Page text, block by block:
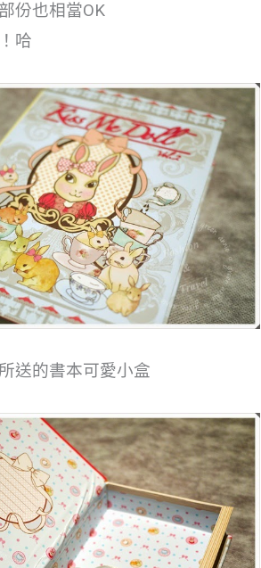
份也相當OK
哈
送的書本可愛小盒